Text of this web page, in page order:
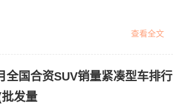
查看全文
全国合资SUV销量紧凑型车排行
发量